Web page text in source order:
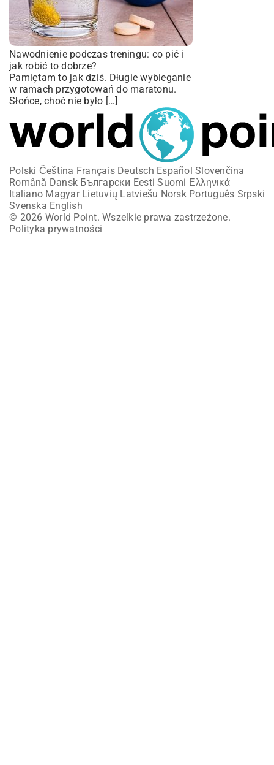
Nawodnienie podczas treningu: co pić i
jak robić to dobrze?
Pamiętam to jak dziś. Długie wybieganie
w ramach przygotowań do maratonu.
Słońce, choć nie było […]
Polski Čeština Français Deutsch Español Slovenčina
Română Dansk Български Eesti Suomi Ελληνικά
Italiano Magyar Lietuvių Latviešu Norsk Português Srpski
Svenska English
© 2026 World Point. Wszelkie prawa zastrzeżone.
Polityka prywatności